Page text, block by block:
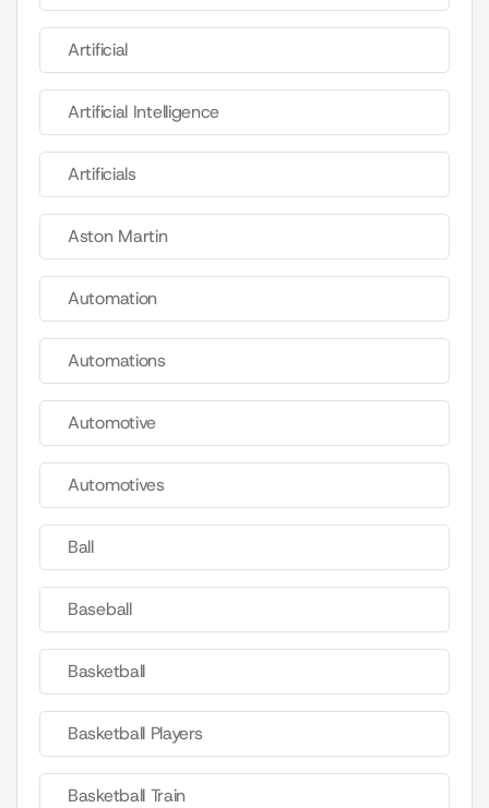
Artificial
Artificial Intelligence
Artificials
Aston Martin
Automation
Automations
Automotive
Automotives
Ball
Baseball
Basketball
Basketball Players
Basketball Train